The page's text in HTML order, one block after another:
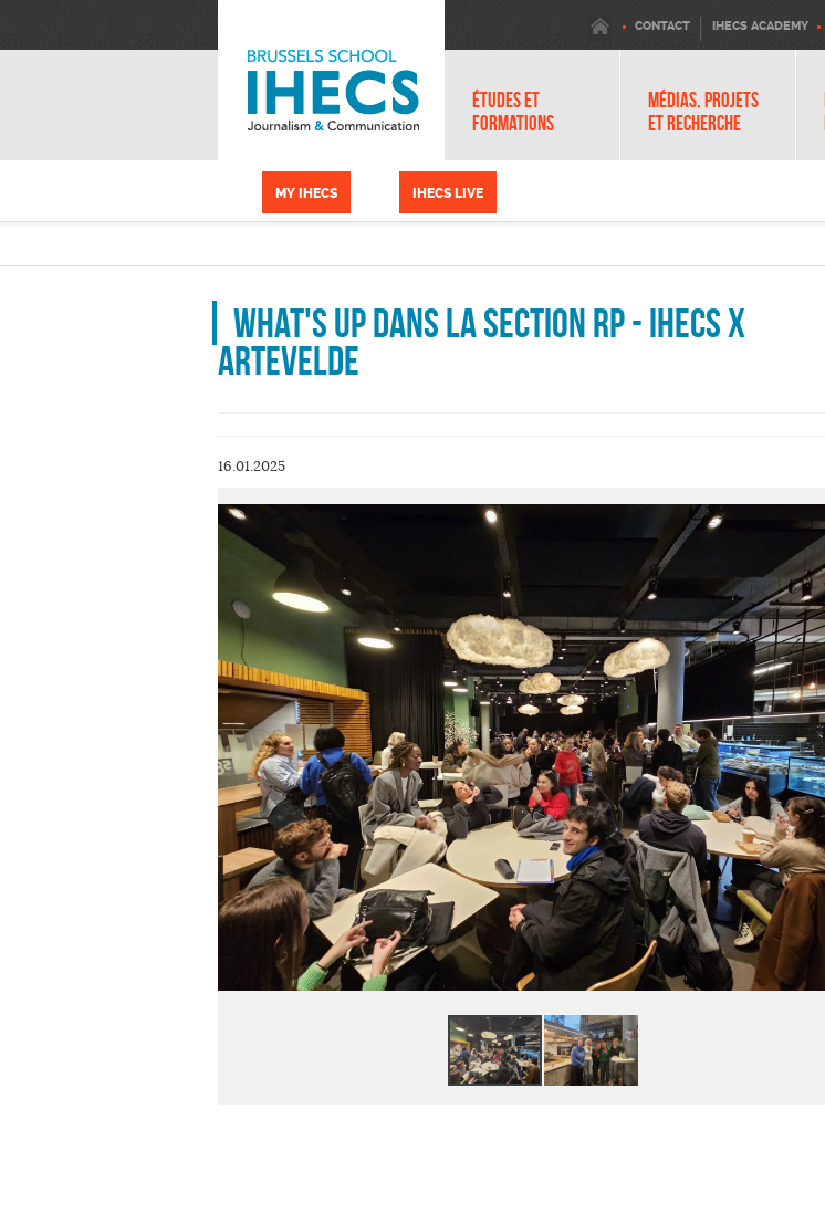
CONTACT IHECS ACADEMY
ÉTUDES ET
FORMATIONS
MÉDIAS, PROJETS
ET RECHERCHE
MY IHECS IHECS LIVE
What's up dans la section RP - IHECS x
Artevelde
16.01.2025